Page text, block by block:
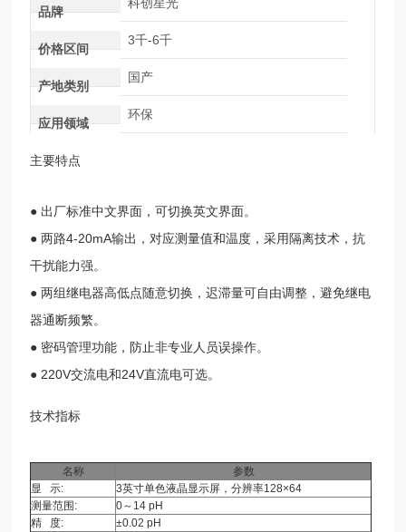
品牌
价格区间
3千-6千
产地类别
国产
应用领域
环保
主要特点
● 出厂标准中文界面，可切换英文界面。
● 两路4-20mA输出，对应测量值和温度，采用隔离技术，抗
干扰能力强。
● 两组继电器高低点随意切换，迟滞量可自由调整，避免继电
器通断频繁。
● 密码管理功能，防止非专业人员误操作。
● 220V交流电和24V直流电可选。
技术指标
名称
参数
显 示:
3英寸单色液晶显示屏，分辨率128×64
测量范围:
0～14 pH
精 度:
±0.02 pH